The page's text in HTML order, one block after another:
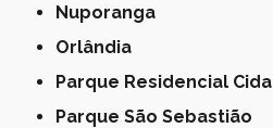
Nuporanga
Orlândia
Parque Residencial
Parque São Sebastião